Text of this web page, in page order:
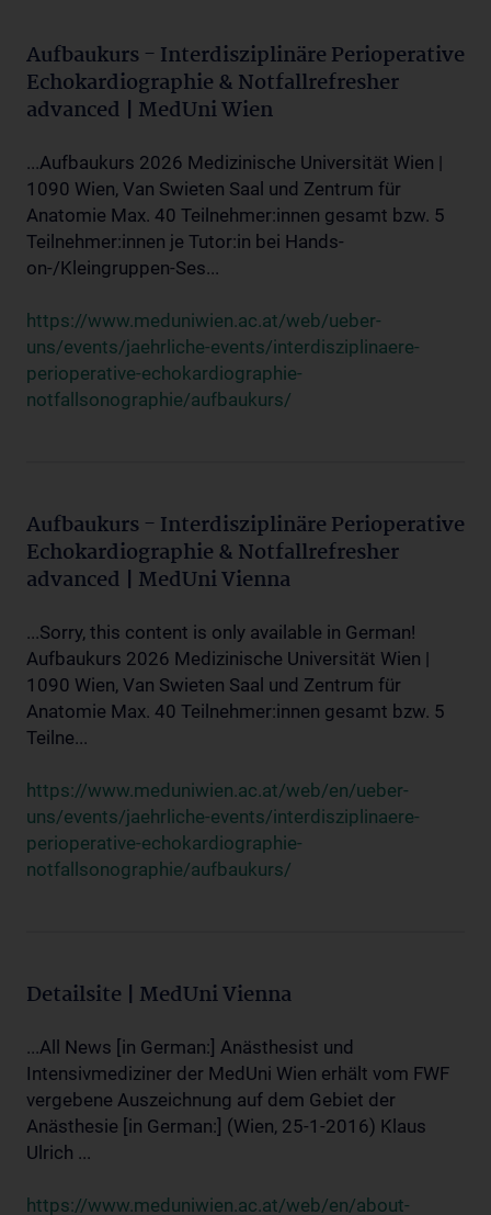
Aufbaukurs - Interdisziplinäre Perioperative
Echokardiographie & Notfallrefresher
advanced | MedUni Wien
...Aufbaukurs 2026 Medizinische Universität Wien |
1090 Wien, Van Swieten Saal und Zentrum für
Anatomie Max. 40 Teilnehmer:innen gesamt bzw. 5
Teilnehmer:innen je Tutor:in bei Hands-
on-/Kleingruppen-Ses...
https://www.meduniwien.ac.at/web/ueber-
uns/events/jaehrliche-events/interdisziplinaere-
perioperative-echokardiographie-
notfallsonographie/aufbaukurs/
Aufbaukurs - Interdisziplinäre Perioperative
Echokardiographie & Notfallrefresher
advanced | MedUni Vienna
...Sorry, this content is only available in German!
Aufbaukurs 2026 Medizinische Universität Wien |
1090 Wien, Van Swieten Saal und Zentrum für
Anatomie Max. 40 Teilnehmer:innen gesamt bzw. 5
Teilne...
https://www.meduniwien.ac.at/web/en/ueber-
uns/events/jaehrliche-events/interdisziplinaere-
perioperative-echokardiographie-
notfallsonographie/aufbaukurs/
Detailsite | MedUni Vienna
...All News [in German:] Anästhesist und
Intensivmediziner der MedUni Wien erhält vom FWF
vergebene Auszeichnung auf dem Gebiet der
Anästhesie [in German:] (Wien, 25-1-2016) Klaus
Ulrich ...
https://www.meduniwien.ac.at/web/en/about-